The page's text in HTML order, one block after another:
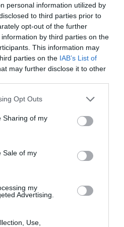
personal information utilized by
to third parties prior to
opt-out of the further
by third parties on the
This information may
parties on the IAB’s List of
may further disclose it to other
app uses one or more Google
behaviour. You may click to
and its third-party tags to
purposes in below Google
Opt Outs
Sharing of my
Sale of my
my
Advertising.
Use,
2015-től üzemelő I. ütem
Miskolctapolcai
a helyiek és a városba
egyszerű, a jelenlegi és
párosult az élmény szó. Az
legkorszerűbb
majd a felhőtlen
wellness
Önkormányzata
elsősorban a helyi
hogy közösen